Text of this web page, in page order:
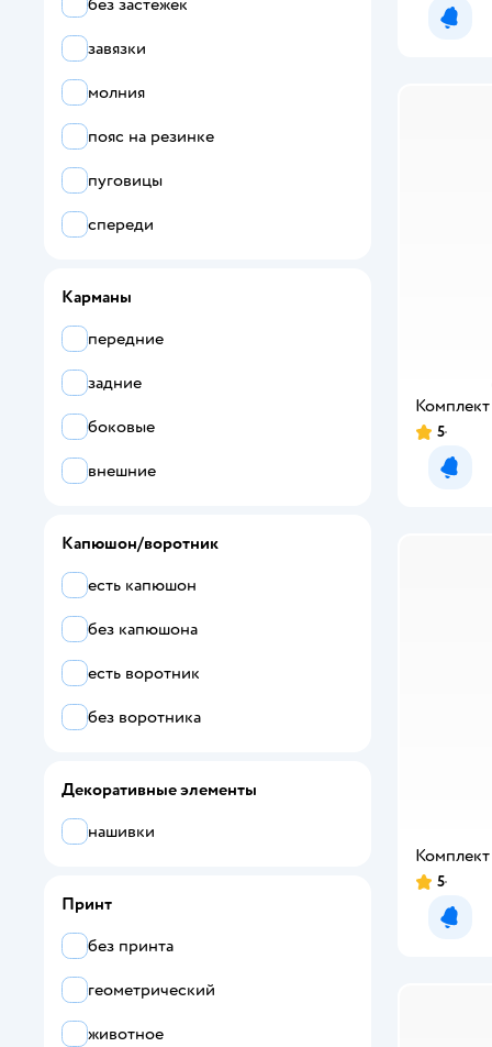
Рейтинг:
5
Рейтинг:
5
Bebetto
Bodo
CASTLELADY
Cherubino
Chicco
CHILDREAM
Chilleasy
Crazy and Lazy
CRB
Crimea Baby
DANKIDS
без застежек
завязки
молния
пояс на резинке
пуговицы
спереди
Карманы
передние
задние
боковые
внешние
Капюшон/воротник
есть капюшон
без капюшона
есть воротник
без воротника
Декоративные элементы
нашивки
Принт
без принта
геометрический
животное